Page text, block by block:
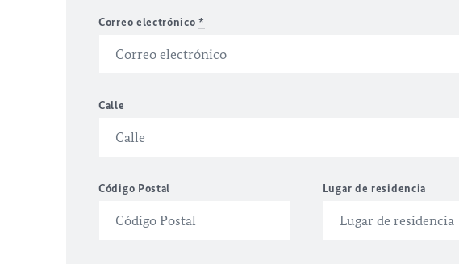
Correo electrónico*
Calle
Código Postal Lugar de residencia